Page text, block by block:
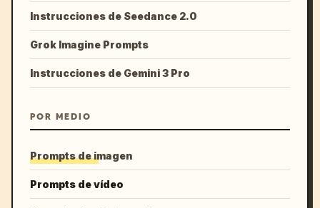
Instrucciones de Seedance 2.0
Grok Imagine Prompts
Instrucciones de Gemini 3 Pro
POR MEDIO
Prompts de imagen
Prompts de vídeo